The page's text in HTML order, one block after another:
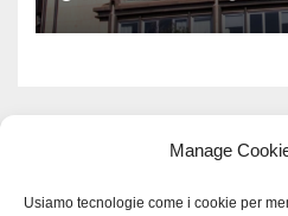
Manage
Usiamo tecnologie come i cookie per
Meridionale